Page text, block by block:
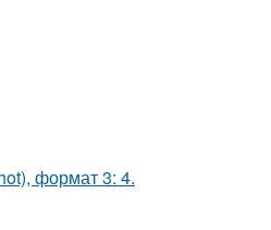
формат 3: 4.